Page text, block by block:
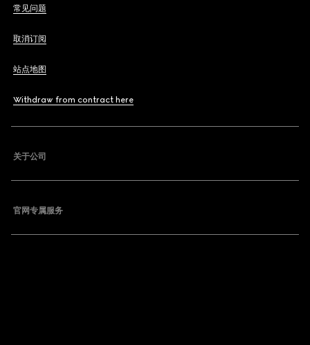
常见问题
取消订阅
站点地图
Withdraw from contract here
关于公司
官网专属服务